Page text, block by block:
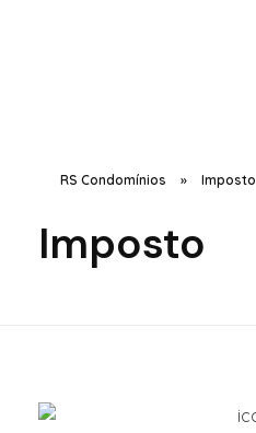
RS Condomínios » Imposto
Imposto